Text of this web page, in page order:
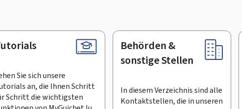
Sie sich unsere
an, die Ihnen Schritt
Schritt die wichtigsten
Behörden &
sonstige Stellen
In diesem Verzeichnis sind alle
Kontaktstellen, die in unseren